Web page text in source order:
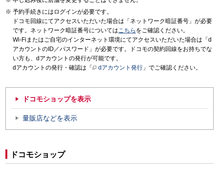
予約手続きにはログインが必要です。
ドコモ回線にてアクセスいただいた場合は「ネットワーク暗証番号」が必要
です。ネットワーク暗証番号についてはこちら をご確認ください。
Wi-Fiまたはご自宅のインターネット環境にてアクセスいただいた場合は「d
アカウントのID／パスワード」が必要です。ドコモの契約回線をお持ちでな
い方も、dアカウントの発行が可能です。
dアカウントの発行・確認は「
dアカウント発行 」でご確認ください。
ドコモショップを表示
量販店などを表示
ドコモショップ